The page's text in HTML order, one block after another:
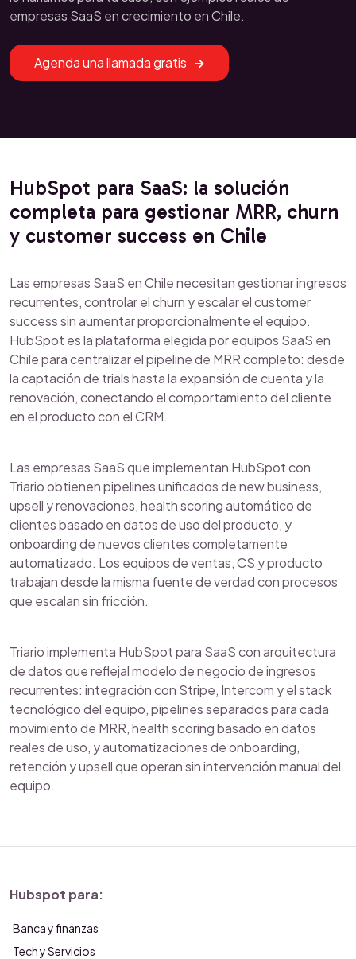
empresas SaaS en crecimiento en Chile.
Agenda una llamada gratis
HubSpot para SaaS: la solución
completa para gestionar MRR, churn
y customer success en Chile
Las empresas SaaS en Chile necesitan gestionar ingresos
recurrentes, controlar el churn y escalar el customer
success sin aumentar proporcionalmente el equipo.
HubSpot es la plataforma elegida por equipos SaaS en
Chile para centralizar el pipeline de MRR completo: desde
la captación de trials hasta la expansión de cuenta y la
renovación, conectando el comportamiento del cliente
en el producto con el CRM.
Las empresas SaaS que implementan HubSpot con
Triario obtienen pipelines unificados de new business,
upsell y renovaciones, health scoring automático de
clientes basado en datos de uso del producto, y
onboarding de nuevos clientes completamente
automatizado. Los equipos de ventas, CS y producto
trabajan desde la misma fuente de verdad con procesos
que escalan sin fricción.
Triario implementa HubSpot para SaaS con arquitectura
de datos que reflejal modelo de negocio de ingresos
recurrentes: integración con Stripe, Intercom y el stack
tecnológico del equipo, pipelines separados para cada
movimiento de MRR, health scoring basado en datos
reales de uso, y automatizaciones de onboarding,
retención y upsell que operan sin intervención manual del
equipo.
Hubspot para:
Banca y finanzas
Tech y Servicios